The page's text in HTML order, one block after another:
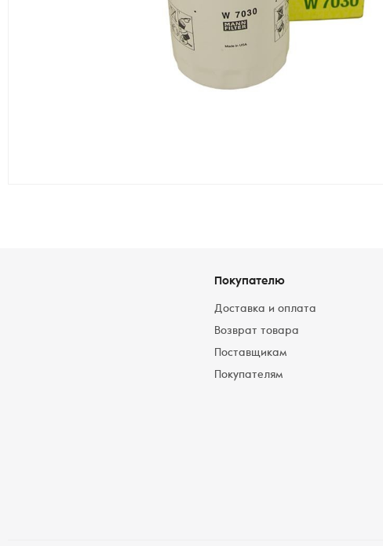
Покупателю
Доставка и оплата
Возврат товара
Поставщикам
Покупателям